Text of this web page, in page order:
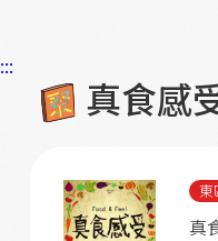
:::
真食感
東
真